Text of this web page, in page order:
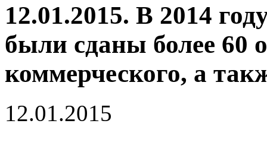
12.01.2015. В 2014
были сданы более 60
коммерческого, а
12.01.2015